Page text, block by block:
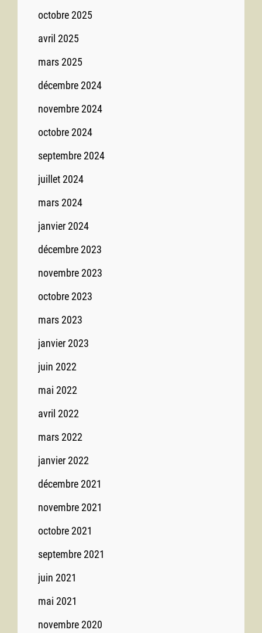
octobre 2025
avril 2025
mars 2025
décembre 2024
novembre 2024
octobre 2024
septembre 2024
juillet 2024
mars 2024
janvier 2024
décembre 2023
novembre 2023
octobre 2023
mars 2023
janvier 2023
juin 2022
mai 2022
avril 2022
mars 2022
janvier 2022
décembre 2021
novembre 2021
octobre 2021
septembre 2021
juin 2021
mai 2021
novembre 2020